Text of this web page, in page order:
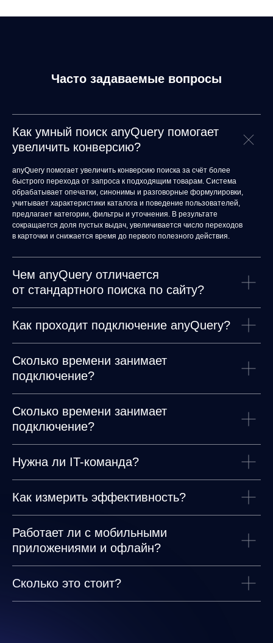
Часто задаваемые вопросы
Как умный поиск anyQuery помогает
увеличить конверсию?
anyQuery помогает увеличить конверсию поиска за счёт более
быстрого перехода от запроса к подходящим товарам. Система
обрабатывает опечатки, синонимы и разговорные формулировки,
учитывает характеристики каталога и поведение пользователей,
предлагает категории, фильтры и уточнения. В результате
сокращается доля пустых выдач, увеличивается число переходов
в карточки и снижается время до первого полезного действия.
Чем anyQuery отличается
от стандартного поиска по сайту?
Как проходит подключение anyQuery?
Сколько времени занимает
подключение?
Сколько времени занимает
подключение?
Нужна ли IT-команда?
Как измерить эффективность?
Работает ли с мобильными
приложениями и офлайн?
Сколько это стоит?
© ООО «Д Технолоджи», 2014-2026
Юридический адрес:
ИНН 7 728 492 537
Основной код по ОКВЭД — 62.01 Разработка компьютерного
программного обеспечения
any
support@diginetica.com
Лицензионный договор-оферта
Рекомендательные алгоритмы
Деятельность в области ИТ
Согласие на получение рекламных и информационных
Руководство пользователя
ПО распространяется в виде интернет-сервиса, специальные действия по